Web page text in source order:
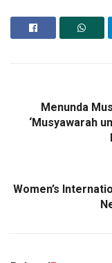
Menunda
‘Musyawarah
Women’s